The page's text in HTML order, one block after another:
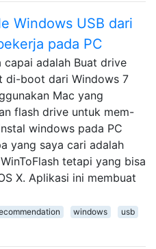
Windows USB dari
pada PC
capai adalah Buat drive
di-boot dari Windows 7
Mac yang
flash drive untuk mem-
windows pada PC
yang saya cari adalah
tetapi yang bisa
X. Aplikasi ini membuat
windows
usb